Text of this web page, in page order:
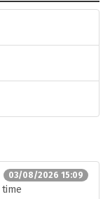
03/08/2026 15:09